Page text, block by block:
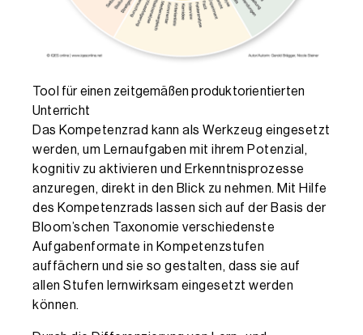
Tool für einen zeitgemäßen produktorientierten
Unterricht
Das Kompetenzrad kann als Werkzeug eingesetzt
werden, um Lernaufgaben mit ihrem Potenzial,
kognitiv zu aktivieren und Erkenntnisprozesse
anzuregen, direkt in den Blick zu nehmen. Mit Hilfe
des Kompetenzrads lassen sich auf der Basis der
Bloom’schen Taxonomie verschiedenste
Aufgabenformate in Kompetenzstufen
auffächern und sie so gestalten, dass sie auf
allen Stufen lernwirksam eingesetzt werden
können.